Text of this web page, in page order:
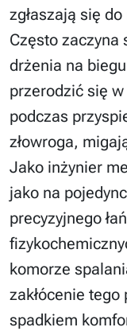
zgłaszają się
Często
drżenia na
przerodzić się w
podczas
złowroga,
Jako inżynier
jako na
precyzyjnego
komorze
zakłócenie
spadkiem